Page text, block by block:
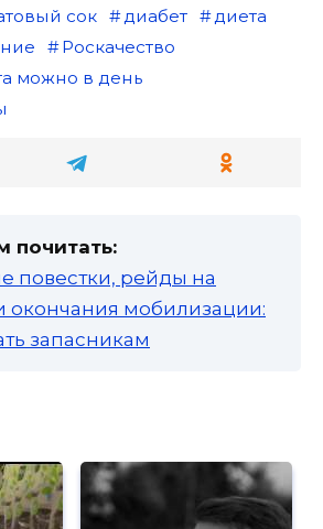
сок диабет
диета
Роскачество
можно в день
почитать:
повестки, рейды на
окончания мобилизации:
запасникам